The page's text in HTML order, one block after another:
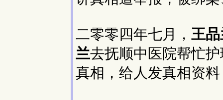
二零零四年七月， 王
兰去抚顺中医院帮忙
真相，给人发真相资